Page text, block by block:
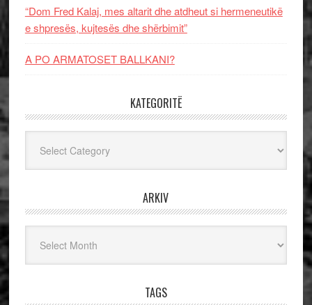
“Dom Fred Kalaj, mes altarit dhe atdheut si hermeneutikë
e shpresës, kujtesës dhe shërbimit”
A PO ARMATOSET BALLKANI?
KATEGORITË
ARKIV
TAGS